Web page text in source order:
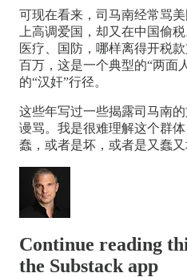
可现在看来，司马南经常骂
上高调爱国，却又在中国偷
医疗、国防，哪样离得开税
百万，这是一个典型的“两面
的“汉奸”行径。
这些年写过一些揭露司马南
谩骂。我是很难理解这个群
蠢，或者是坏，或者是又蠢又
Continue reading
the Substack app